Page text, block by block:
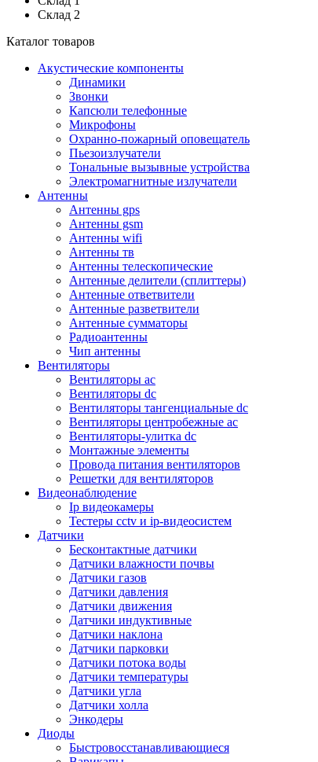
Склад 2
Каталог товаров
Акустические компоненты
Динамики
Звонки
Капсюли телефонные
Микрофоны
Охранно-пожарный оповещатель
Пьезоизлучатели
Тональные вызывные устройства
Электромагнитные излучатели
Антенны
Антенны gps
Антенны gsm
Антенны wifi
Антенны тв
Антенны телескопические
Антенные делители (сплиттеры)
Антенные ответвители
Антенные разветвители
Антенные сумматоры
Радиоантенны
Чип антенны
Вентиляторы
Вентиляторы ac
Вентиляторы dc
Вентиляторы тангенциальные dc
Вентиляторы центробежные ac
Вентиляторы-улитка dc
Монтажные элементы
Провода питания вентиляторов
Решетки для вентиляторов
Видеонаблюдение
Ip видеокамеры
Тестеры cctv и ip-видеосистем
Датчики
Бесконтактные датчики
Датчики влажности почвы
Датчики газов
Датчики давления
Датчики движения
Датчики индуктивные
Датчики наклона
Датчики парковки
Датчики потока воды
Датчики температуры
Датчики угла
Датчики холла
Энкодеры
Диоды
Быстровосстанавливающиеся